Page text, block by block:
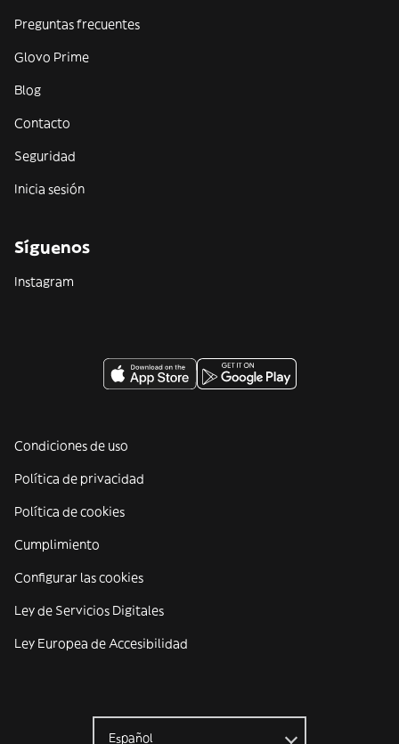
Preguntas frecuentes
Glovo Prime
Blog
Contacto
Seguridad
Inicia sesión
Síguenos
Instagram
Condiciones de uso
Política de privacidad
Política de cookies
Cumplimiento
Configurar las cookies
Ley de Servicios Digitales
Ley Europea de Accesibilidad